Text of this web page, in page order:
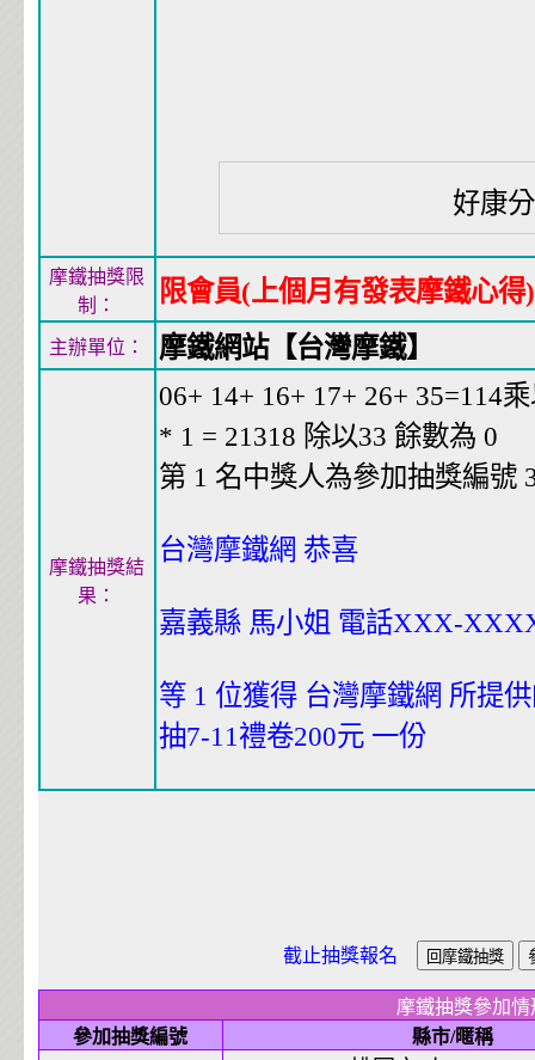
好康
摩鐵抽獎限
制：
限會員(上個月有發表摩鐵心得)
主辦單位： 摩鐵網站【台灣摩鐵】
摩鐵抽獎結
果：
06+ 14+ 16+ 17+ 26+ 35=114
* 1 = 21318 除以33 餘數為 0
第 1 名中獎人為參加抽獎編號
台灣摩鐵網 恭喜
嘉義縣 馬小姐 電話XXX-
等 1 位獲得 台灣摩鐵網 所提
抽7-11禮卷200元 一份
截止抽獎報名
摩鐵抽獎參加情
參加抽獎編號
縣市/暱稱